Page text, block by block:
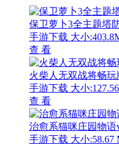
保卫萝卜3全主题塔
手游下载 大小
查 看
火柴人无双战将畅
手游下载 大小
查 看
治愈系猫咪庄园物语
手游下载 大小:58.67